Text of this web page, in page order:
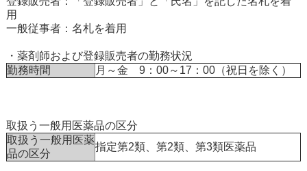
用
一般従事者：名札を着用
・薬剤師および登録販売者の勤務状況
勤務時間
月～金 9：00～17：00（祝日を除く）
取扱う一般用医薬品の区分
取扱う一般用医薬
品の区分
指定第2類、第2類、第3類医薬品